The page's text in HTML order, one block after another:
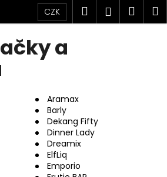
CZK Hledat
a
Aramax
Barly
Dekang Fifty
Dinner Lady
Dreamix
ElfLiq
Emporio